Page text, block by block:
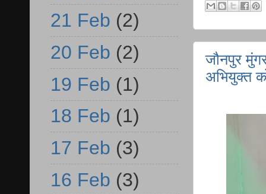
जौनपुर
अभियुक्त
21 Feb (2)
20 Feb (2)
19 Feb (1)
18 Feb (1)
17 Feb (3)
16 Feb (3)